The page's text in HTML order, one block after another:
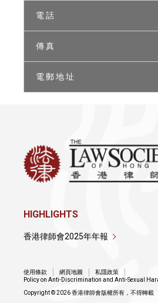
電 話
傳 真
電 郵 地 址
HIGHLIGHTS
香港律師會2025年年報
使用條款 網頁地圖
私隱政策
Policy on Anti-Discrimination and Anti-Sexual
Copyright © 2026 香港律師會版權所有，不得轉載